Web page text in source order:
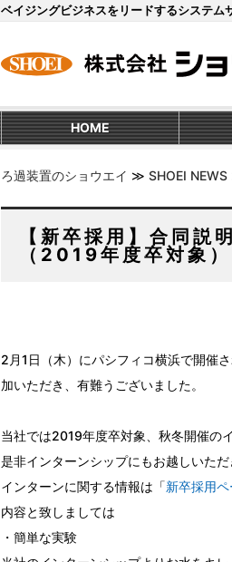
ベイジングビジネスをリードするシステム
HOME
ろ過装置のショウエイ ≫ SHOEI NEWS
【新卒採用】合同説
（2019年度卒対象）
2月1日（木）にパシフィコ横浜で開催
加いただき、有難うございました。
当社では2019年度卒対象、秋冬開催の
是非インターンシップにもお越しいた
インターンに関する情報は「新卒採用ペ
内容と致しましては
・簡単な実験